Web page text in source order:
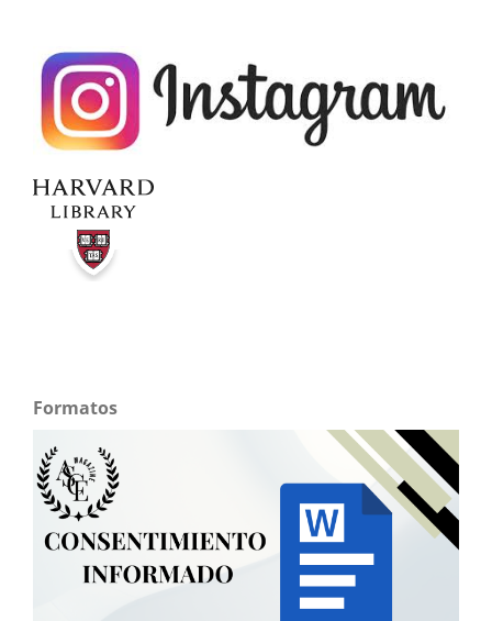
Formatos